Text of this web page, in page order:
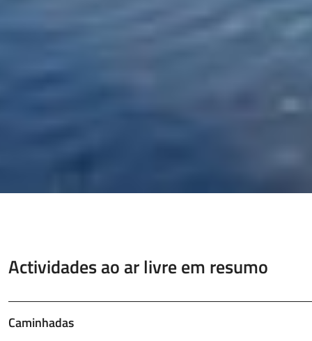
Actividades ao ar livre em resumo
Caminhadas